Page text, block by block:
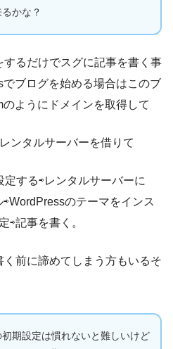
かな？
るだけでスグに記事を書く事
ブログを始める場合はこのブ
ようにドメインを取得して
ンタルサーバーを借りて
する⇨レンタルサーバーに
のテーマをインス
⇨記事を書く。
前に諦めてしまう方もいるそ
期設定は慣れないと難しいけど